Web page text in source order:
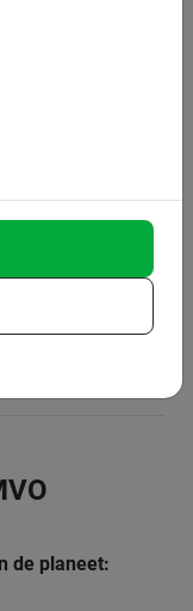
toeslag
gids ingezet
de planeet: